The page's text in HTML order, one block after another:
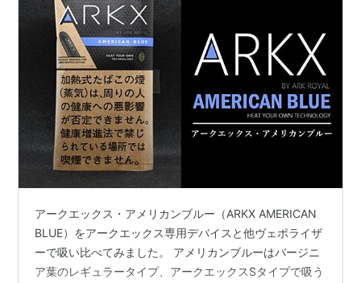
アークエックス・アメリカンブルー（ARKX AMERICAN
BLUE）をアークエックス専用デバイスと他ヴェポライザ
ーで吸い比べてみました。 アメリカンブルーはバージニ
ア葉のレギュラータイプ、アークエックスSタイプで吸う